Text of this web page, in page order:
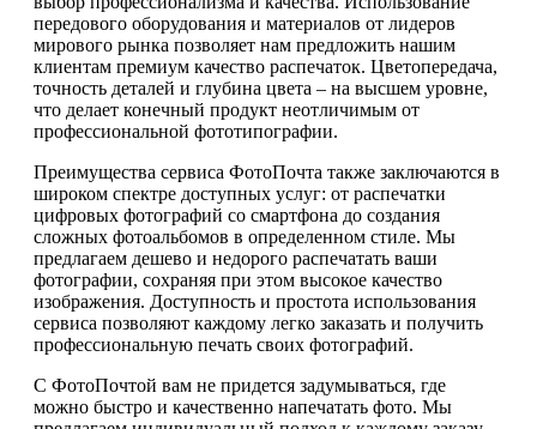
передового оборудования и материалов от лидеров
мирового рынка позволяет нам предложить нашим
клиентам премиум качество распечаток. Цветопередача,
точность деталей и глубина цвета – на высшем уровне,
что делает конечный продукт неотличимым от
профессиональной фототипографии.
Преимущества сервиса ФотоПочта также заключаются в
широком спектре доступных услуг: от распечатки
цифровых фотографий со смартфона до создания
сложных фотоальбомов в определенном стиле. Мы
предлагаем дешево и недорого распечатать ваши
фотографии, сохраняя при этом высокое качество
изображения. Доступность и простота использования
сервиса позволяют каждому легко заказать и получить
профессиональную печать своих фотографий.
С ФотоПочтой вам не придется задумываться, где
можно быстро и качественно напечатать фото. Мы